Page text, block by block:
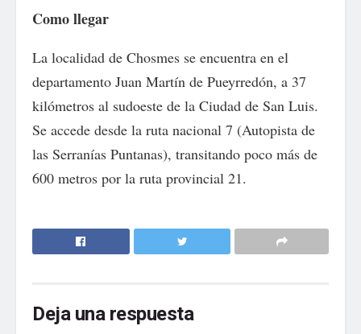
Como llegar
La localidad de Chosmes se encuentra en el
departamento Juan Martín de Pueyrredón, a 37
kilómetros al sudoeste de la Ciudad de San Luis.
Se accede desde la ruta nacional 7 (Autopista de
las Serranías Puntanas), transitando poco más de
600 metros por la ruta provincial 21.
Deja una respuesta